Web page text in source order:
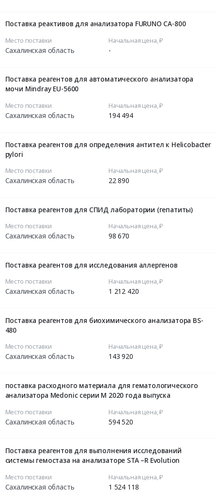
Поставка реактивов для анализатора FURUNO CA-800
Место поставки
Сахалинская область
Начальная цена, ₽
-
Поставка реагентов для автоматического анализатора
мочи Mindray EU-5600
Место поставки
Сахалинская область
Начальная цена, ₽
194 494
Поставка реагентов для определения антител к Helicobacter
pylori
Место поставки
Сахалинская область
Начальная цена, ₽
22 890
Поставка реагентов для СПИД лаборатории (гепатиты)
Место поставки
Сахалинская область
Начальная цена, ₽
98 670
Поставка реагентов для исследования аллергенов
Место поставки
Сахалинская область
Начальная цена, ₽
1 212 420
Поставка реагентов для биохимического анализатора BS-
480
Место поставки
Сахалинская область
Начальная цена, ₽
143 920
поставка расходного материала для гематологического
анализатора Medonic серии M 2020 года выпуска
Место поставки
Сахалинская область
Начальная цена, ₽
594 520
Поставка реагентов для выполнения исследований
системы гемостаза на анализаторе STA –R Evolution
Место поставки
Сахалинская область
Начальная цена, ₽
1 524 118